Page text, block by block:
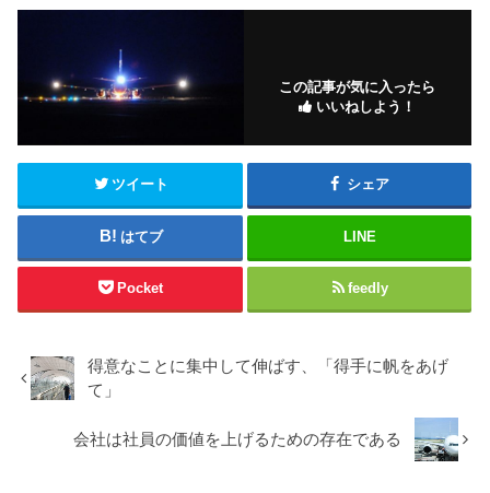
この記事が気に入ったら
いいねしよう！
ツイート シェア
はてブ LINE
Pocket feedly
得意なことに集中して伸ばす、「得手に帆をあげ
て」
会社は社員の価値を上げるための存在である